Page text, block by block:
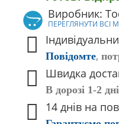
Виробник:
ПЕРЕГЛЯНУТИ ВСІ
Повідомте,
Швидка
В дорозі 1-2 дні
14 днів на